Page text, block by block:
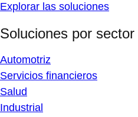
Explorar las soluciones
Soluciones por sector
Automotriz
Servicios financieros
Salud
Industrial